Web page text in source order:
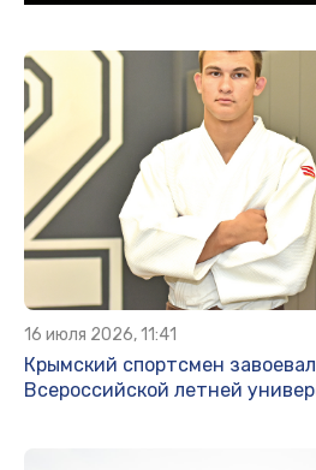
16 июля 2026, 11:41
Крымский спортсмен
Всероссийской летней